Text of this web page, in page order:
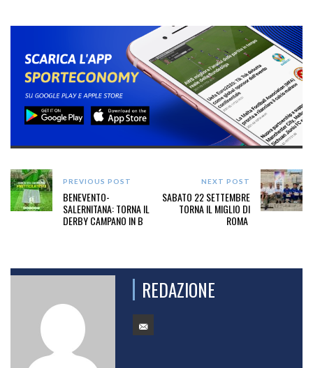
PREVIOUS POST
BENEVENTO-
SALERNITANA: TORNA IL
DERBY CAMPANO IN B
NEXT POST
SABATO 22 SETTEMBRE
TORNA IL MIGLIO DI
ROMA
REDAZIONE